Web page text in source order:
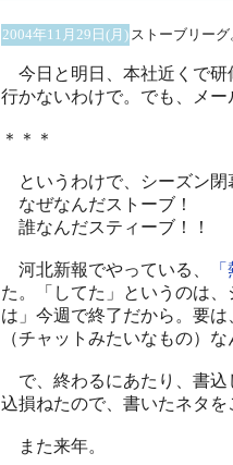
2004年11月29日(月) ストーブリーグ
今日と明日、本社近くで研
行かないわけで。でも、メ
＊＊＊
というわけで、シーズン閉
なぜなんだストーブ！
誰なんだスティーブ！！
河北新報でやっている、
た。「してた」というのは
は」今週で終了だから。要
（チャットみたいなもの）
で、終わるにあたり、書込
込損ねたので、書いたネタ
また来年。